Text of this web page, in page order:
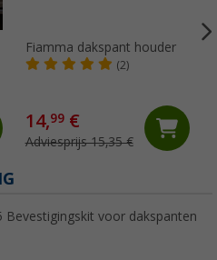
Fiamma dakspant houder
(2)
14,99€
Adviesprijs 15,35 €
Bevestigingskit voor dakspanten